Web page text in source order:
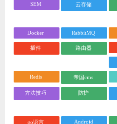
SEM 云存储
Docker RabbitMQ
插件 路由器
Redis 帝国cms
方法技巧 防护
go语言 Android